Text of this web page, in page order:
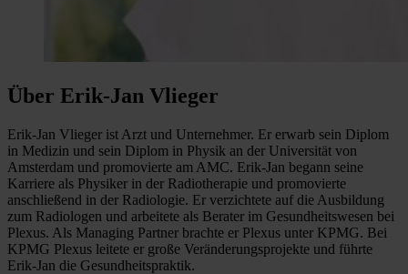
Über Erik-Jan Vlieger
Erik-Jan Vlieger ist Arzt und Unternehmer. Er erwarb sein Diplom
in Medizin und sein Diplom in Physik an der Universität von
Amsterdam und promovierte am AMC. Erik-Jan begann seine
Karriere als Physiker in der Radiotherapie und promovierte
anschließend in der Radiologie. Er verzichtete auf die Ausbildung
zum Radiologen und arbeitete als Berater im Gesundheitswesen bei
Plexus. Als Managing Partner brachte er Plexus unter KPMG. Bei
KPMG Plexus leitete er große Veränderungsprojekte und führte
Erik-Jan die Gesundheitspraktik.